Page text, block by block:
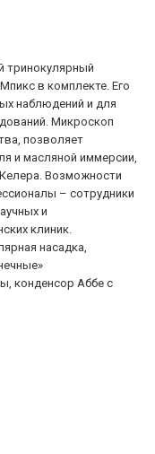
тринокулярный
в комплекте. Его
наблюдений и для
Микроскоп
позволяет
и масляной иммерсии,
Возможности
– сотрудники
и
клиник.
насадка,
конденсор Аббе с